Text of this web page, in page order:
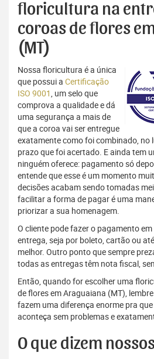
floricultura na
coroas de flores
(MT)
Nossa floricultura é a única
que possui a Certificação
ISO 9001, um selo que
comprova a qualidade e dá
uma segurança a mais de
que a coroa vai ser entregue
exatamente como foi combinado, no
prazo que foi acertado. E ainda tem
ninguém oferece: pagamento só
entende que esse é um momento
decisões acabam sendo tomadas
facilitar a forma de pagar é uma
priorizar a sua homenagem.
O cliente pode fazer o pagamento
entrega, seja por boleto, cartão ou
melhor. Outro ponto que sempre
todas as entregas têm nota fiscal,
Então, quando for escolher uma
de flores em Araguaiana (MT),
fazem uma diferença enorme pra
aconteça sem problemas e
O que dizem